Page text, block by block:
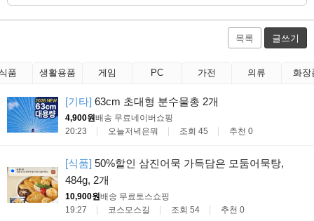
목록 글쓰기
품 생활용품 게임 PC 가전 의류 화장
[기타] 63cm 초대형 분수물총 2개
4,900원배송 무료네이버쇼핑
20:23
오늘저녁은뭐 조회 45 추천 0
[식품] 50%할인 삼진어묵 가득담은 모둠어묵탕,
484g, 2개
10,900원배송 무료 토스쇼핑
19:27
코스모스길 조회 54 추천 0